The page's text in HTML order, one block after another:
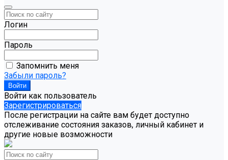
Логин
Пароль
Запомнить меня
Забыли пароль?
Войти как пользователь
Зарегистрироваться
После регистрации на сайте вам будет доступно
отслеживание состояния заказов, личный кабинет и
другие новые возможности